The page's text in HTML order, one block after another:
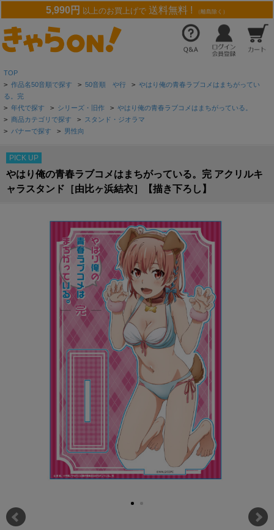
5,990円 以上のお買上げで 送料無料 ! （離島除く）
TOP
> 作品名50音順で探す > 50音順 や行 > やはり俺の青春ラブコメはまちがってい
る。完
> 年代で探す > シリーズ・旧作 > やはり俺の青春ラブコメはまちがっている。
> 商品カテゴリで探す > スタンド・ジオラマ
> バナーで探す > 男性向
PICK UP
やはり俺の青春ラブコメはまちがっている。完 アクリルキ
ャラスタンド［由比ヶ浜結衣］【描き下ろし】